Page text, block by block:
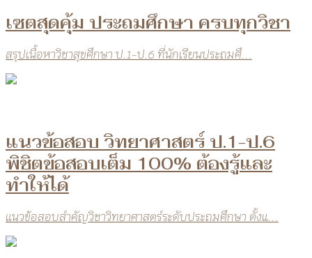
เซตสุดคุ้ม ประถมศึกษา ครบทุกวิชา
สรุปเนื้อหาวิชาสุขศึกษา ป.1-ป.6 ที่นักเรียนประถมศึ...
แนวข้อสอบ วิทยาศาสตร์ ป.1-ป.6
พิชิตข้อสอบเต็ม 100% ต้องรู้และ
ทำให้ได้
แนวข้อสอบสำคัญวิชาวิทยาศาสตร์ระดับประถมศึกษา ตั้งแ...